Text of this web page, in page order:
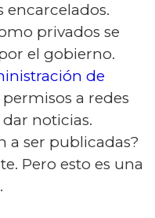
encarcelados.
privados se
el gobierno.
de
a redes
noticias.
a ser publicadas?
Pero esto es una